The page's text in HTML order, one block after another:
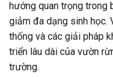
hướng quan trọng trong
giảm đa dạng sinh học.
thống và các giải pháp
triển lâu dài của vườn
trường.